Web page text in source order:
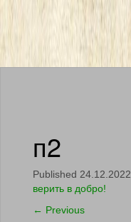
п2
Published 24.12.2022
верить в добро!
← Previous